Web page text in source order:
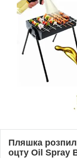
Пляшка
оцту Oil Spray